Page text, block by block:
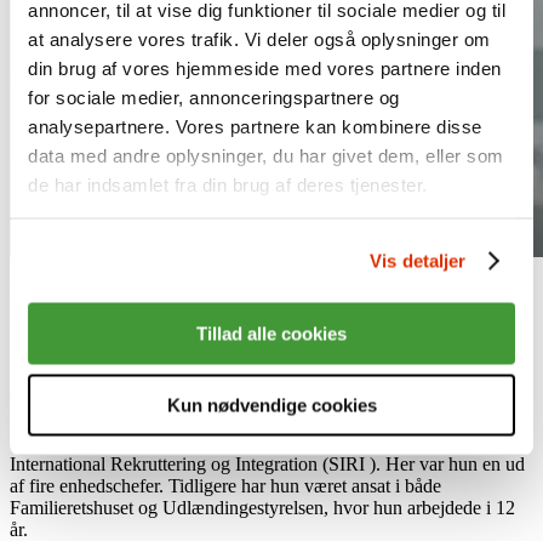
annoncer, til at vise dig funktioner til sociale medier og til
at analysere vores trafik. Vi deler også oplysninger om
din brug af vores hjemmeside med vores partnere inden
for sociale medier, annonceringspartnere og
analysepartnere. Vores partnere kan kombinere disse
data med andre oplysninger, du har givet dem, eller som
de har indsamlet fra din brug af deres tjenester.
Vis detaljer
Tillad alle cookies
Kun nødvendige cookies
Naja Klastrup er uddannet jurist fra Aarhus Universitet og kommer
fra en stilling som enhedschef i borgerservice hos Styrelsen for
International Rekruttering og Integration (SIRI ). Her var hun en ud
af fire enhedschefer. Tidligere har hun været ansat i både
Familieretshuset og Udlændingestyrelsen, hvor hun arbejdede i 12
år.